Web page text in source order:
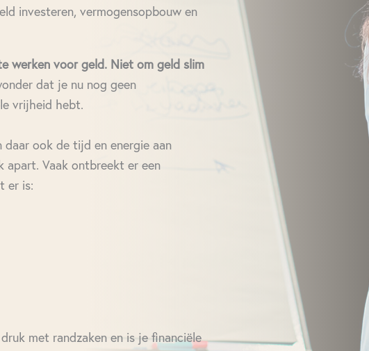
investeren, vermogensopbouw en
werken voor geld. Niet om geld slim
dat je nu nog geen
vrijheid hebt.
daar ook de tijd en energie aan
apart. Vaak ontbreekt er een
er is:
met randzaken en is je financiële